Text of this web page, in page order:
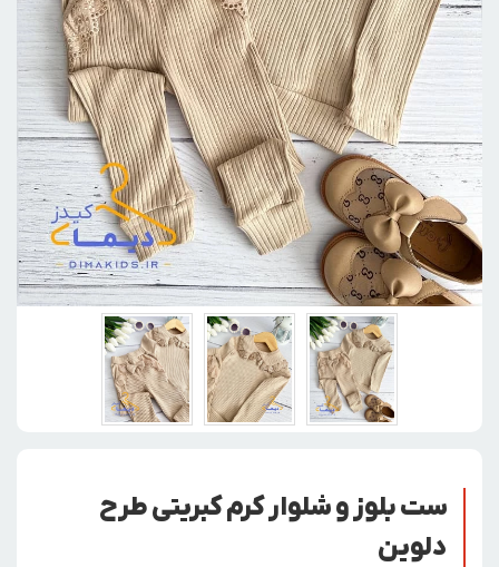
ست بلوز و شلوار کرم کبریتی طرح
دلوین